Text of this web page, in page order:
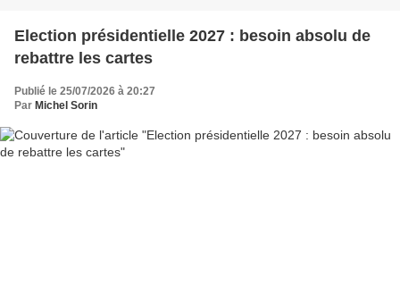
Election présidentielle 2027 : besoin absolu de
rebattre les cartes
Publié le 25/07/2026 à 20:27
Par Michel Sorin